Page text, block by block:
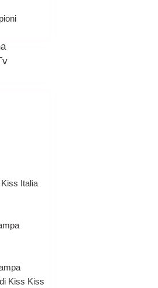
Italia
Kiss Kiss